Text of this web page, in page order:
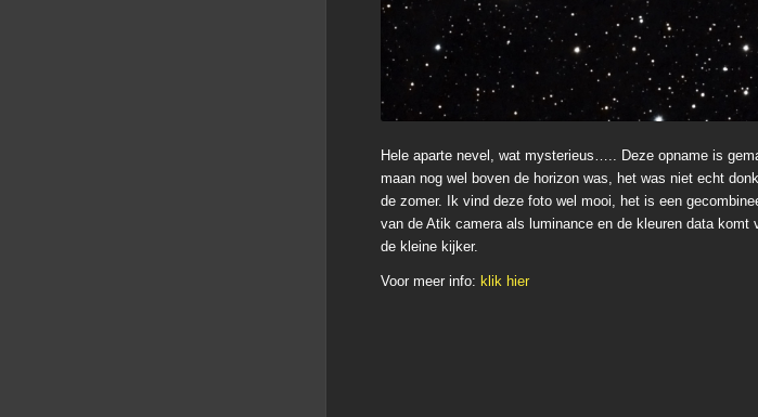
Hele aparte nevel, wat mysterieus….. Deze opname is
maan nog wel boven de horizon was, het was niet echt
de zomer. Ik vind deze foto wel mooi, het is een
van de Atik camera als luminance en de kleuren data komt
de kleine kijker.
Voor meer info: klik hier